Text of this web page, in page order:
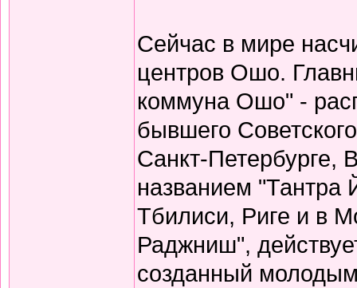
Сейчас в мире
центров Ошо.
коммуна Ошо" -
бывшего
Санкт-Петербурге,
названием "Тантра
Тбилиси, Риге и в
Раджниш",
созданный